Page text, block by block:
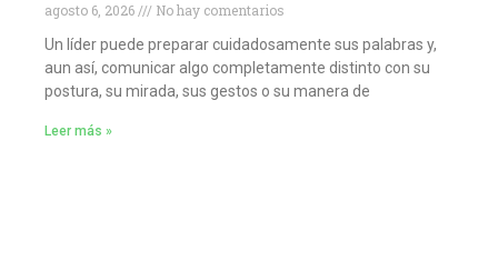
agosto 6, 2026
No hay comentarios
Un líder puede preparar cuidadosamente sus palabras y,
aun así, comunicar algo completamente distinto con su
postura, su mirada, sus gestos o su manera de
Leer más »